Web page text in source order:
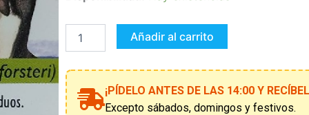
PINGUINO
cantidad
Añadir al carrito
¡PÍDELO ANTES DE LAS 14:00 Y
Excepto sábados, domingos y festivos.